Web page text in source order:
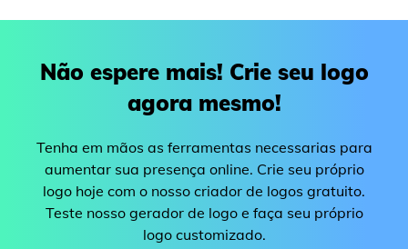
Não espere mais! Crie seu logo
agora mesmo!
Tenha em mãos as ferramentas necessarias para
aumentar sua presença online. Crie seu próprio
logo hoje com o nosso criador de logos gratuito.
Teste nosso gerador de logo e faça seu próprio
logo customizado.